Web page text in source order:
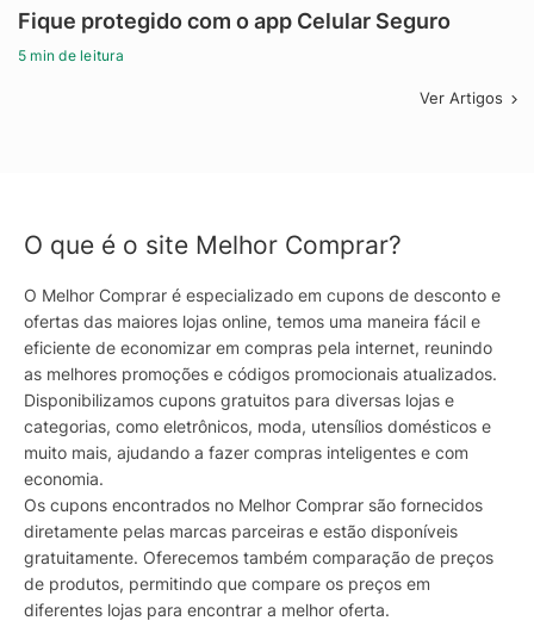
Fique protegido com o app Celular Seguro
5 min de leitura
Ver Artigos
O que é o site Melhor Comprar?
O Melhor Comprar é especializado em cupons de desconto e
ofertas das maiores lojas online, temos uma maneira fácil e
eficiente de economizar em compras pela internet, reunindo
as melhores promoções e códigos promocionais atualizados.
Disponibilizamos cupons gratuitos para diversas lojas e
categorias, como eletrônicos, moda, utensílios domésticos e
muito mais, ajudando a fazer compras inteligentes e com
economia.
Os cupons encontrados no Melhor Comprar são fornecidos
diretamente pelas marcas parceiras e estão disponíveis
gratuitamente. Oferecemos também comparação de preços
de produtos, permitindo que compare os preços em
diferentes lojas para encontrar a melhor oferta.